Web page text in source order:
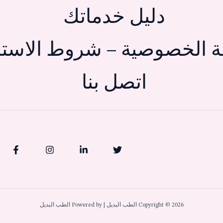
دليل خدماتك
الخصوصية – شروط
اتصل بنا
Copyright © 2026 الطب البديل | Powered by الطب البديل